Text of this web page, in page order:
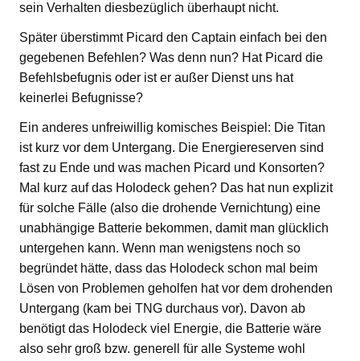
sein Verhalten diesbezüglich überhaupt nicht.
Später überstimmt Picard den Captain einfach bei den
gegebenen Befehlen? Was denn nun? Hat Picard die
Befehlsbefugnis oder ist er außer Dienst uns hat
keinerlei Befugnisse?
Ein anderes unfreiwillig komisches Beispiel: Die Titan
ist kurz vor dem Untergang. Die Energiereserven sind
fast zu Ende und was machen Picard und Konsorten?
Mal kurz auf das Holodeck gehen? Das hat nun explizit
für solche Fälle (also die drohende Vernichtung) eine
unabhängige Batterie bekommen, damit man glücklich
untergehen kann. Wenn man wenigstens noch so
begründet hätte, dass das Holodeck schon mal beim
Lösen von Problemen geholfen hat vor dem drohenden
Untergang (kam bei TNG durchaus vor). Davon ab
benötigt das Holodeck viel Energie, die Batterie wäre
also sehr groß bzw. generell für alle Systeme wohl